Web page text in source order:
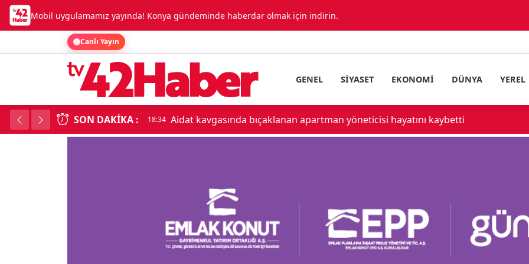
Mobil uygulamamız yayında! Konya gündeminde haberdar olmak için indirin.
Canlı Yayın
GENEL SIYASET EKONOMI DÜNYA YEREL
SON DAKIKA :
bıçaklanan apartman yöneticisi hayatını kaybetti 18:34 Konya OSB'de acı